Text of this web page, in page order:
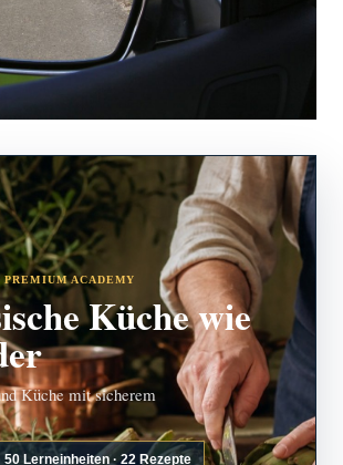
PREMIUM ACADEMY
Küche wie
Küche mit sicherem
50 Lerneinheiten · 22 Rezepte